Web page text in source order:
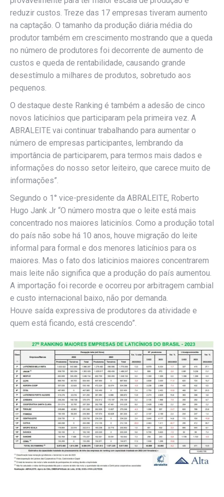
reduzir custos. Treze das 17 empresas tiveram aumento
na captação. O tamanho da produção diária média do
produtor também em crescimento mostrando que a queda
no número de produtores foi decorrente de aumento de
custos e queda de rentabilidade, causando grande
desestímulo a milhares de produtos, sobretudo aos
pequenos.
O destaque deste Ranking é também a adesão de cinco
novos laticínios que participaram pela primeira vez. A
ABRALEITE vai continuar trabalhando para aumentar o
número de empresas participantes, lembrando da
importância de participarem, para termos mais dados e
informações do nosso setor leiteiro, que carece muito de
informações”.
Segundo o 1° vice-presidente da ABRALEITE, Roberto
Hugo Jank Jr “O número mostra que o leite está mais
concentrado nos maiores laticiníos. Como a produção total
do país não sobe há 10 anos, houve migração do leite
informal para formal e dos menores laticínios para os
maiores. Mas o fato dos laticinios maiores concentrarem
mais leite não significa que a produção do país aumentou.
A importação foi recorde e ocorreu por arbitragem cambial
e custo internacional baixo, não por demanda.
Houve saída expressiva de produtores da atividade e
quem está ficando, está crescendo”.